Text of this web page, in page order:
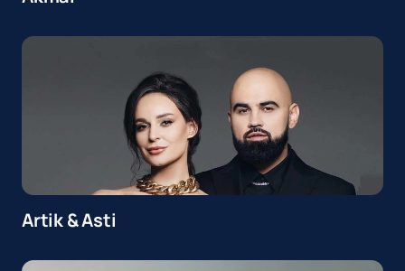
Artik & Asti